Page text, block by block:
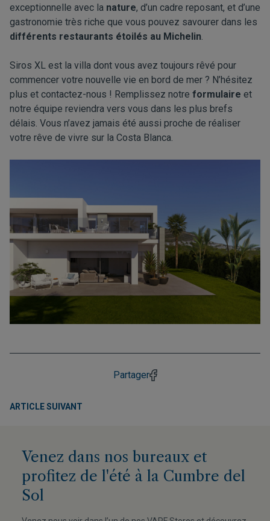
exceptionnelle avec la nature, d’un cadre reposant, et d’une
gastronomie très riche que vous pouvez savourer dans les
différents restaurants étoilés au Michelin.
Siros XL est la villa dont vous avez toujours rêvé pour
commencer votre nouvelle vie en bord de mer ? N’hésitez
plus et contactez-nous ! Remplissez notre formulaire et
notre équipe reviendra vers vous dans les plus brefs
délais. Vous n’avez jamais été aussi proche de réaliser
votre rêve de vivre sur la Costa Blanca.
Partager
ARTICLE SUIVANT
Venez dans nos bureaux et
profitez de l'été à la Cumbre del
Sol